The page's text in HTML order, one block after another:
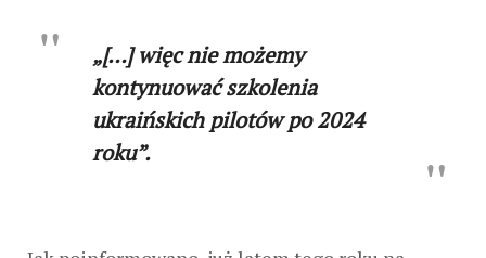
„[…] więc nie możemy
kontynuować szkolenia
ukraińskich pilotów po 2024
roku”.